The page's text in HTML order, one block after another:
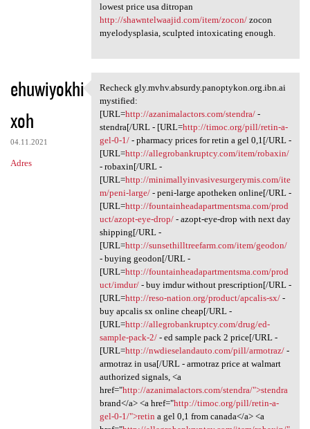
lowest price usa ditropan
http://shawntelwaajid.com/item/zocon/zocon
myelodysplasia, sculpted intoxicating enough.
ehuwiyokhi
xoh
04.11.2021
Adres
Recheck gly.mvhv.absurdy
Recheck gly.mvhv.absurdy.panoptykon.org.ibn.ai
mystified:
[URL=http://azanimalactors.com/stendra/-
stendra[/URL - [URL=http://timoc.org/pill/retin-a-
gel-0-1/- pharmacy prices for retin a gel 0,1[/URL -
[URL=http://allegrobankruptcy.com/item/robaxin/
- robaxin[/URL -
[URL=http://minimallyinvasivesurgerymis.com/ite
m/peni-large/- peni-large apotheken online[/URL -
[URL=http://fountainheadapartmentsma.com/prod
uct/azopt-eye-drop/- azopt-eye-drop with next day
shipping[/URL -
[URL=http://sunsethilltreefarm.com/item/geodon/
- buying geodon[/URL -
[URL=http://fountainheadapartmentsma.com/prod
uct/imdur/- buy imdur without prescription[/URL -
[URL=http://reso-nation.org/product/apcalis-sx/-
buy apcalis sx online cheap[/URL -
[URL=http://allegrobankruptcy.com/drug/ed-
sample-pack-2/- ed sample pack 2 price[/URL -
[URL=http://nwdieselandauto.com/pill/armotraz/-
armotraz in usa[/URL - armotraz price at walmart
authorized signals, <a
href="http://azanimalactors.com/stendra/">stendra
brand</a> <a href="http://timoc.org/pill/retin-a-
gel-0-1/">retin a gel 0,1 from canada</a> <a